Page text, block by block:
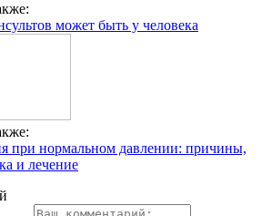
может быть у человека
при нормальном давлении: причины,
и лечение